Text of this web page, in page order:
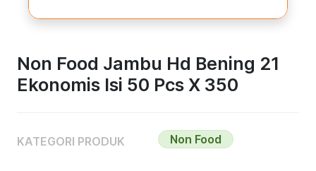
Non Food Jambu Hd Bening 21
Ekonomis Isi 50 Pcs X 350
KATEGORI PRODUK Non Food